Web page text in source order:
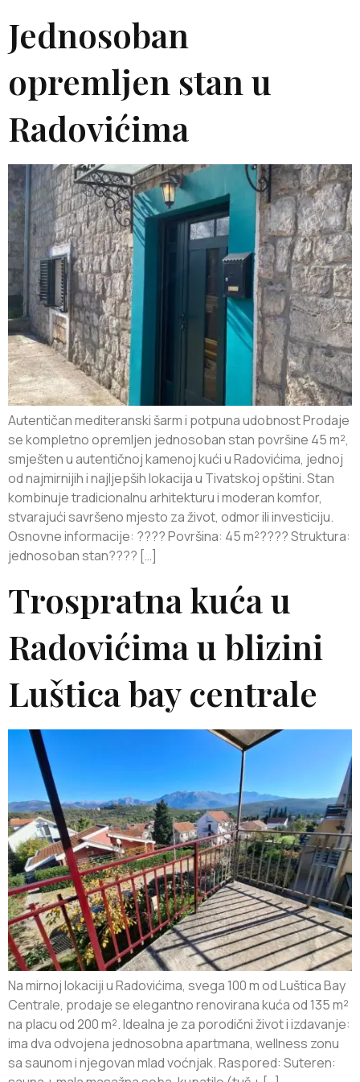
Jednosoban
opremljen stan u
Radovićima
Autentičan mediteranski šarm i potpuna udobnost Prodaje
se kompletno opremljen jednosoban stan površine 45 m²,
smješten u autentičnoj kamenoj kući u Radovićima, jednoj
od najmirnijih i najljepših lokacija u Tivatskoj opštini. Stan
kombinuje tradicionalnu arhitekturu i moderan komfor,
stvarajući savršeno mjesto za život, odmor ili investiciju.
Osnovne informacije: ???? Površina: 45 m²????️ Struktura:
jednosoban stan????️ […]
Trospratna kuća u
Radovićima u blizini
Luštica bay centrale
Na mirnoj lokaciji u Radovićima, svega 100 m od Luštica Bay
Centrale, prodaje se elegantno renovirana kuća od 135 m²
na placu od 200 m². Idealna je za porodični život i izdavanje:
ima dva odvojena jednosobna apartmana, wellness zonu
sa saunom i njegovan mlad voćnjak. Raspored: Suteren: